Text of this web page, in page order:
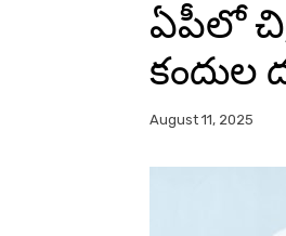
ఏపీలో
కందుల
August 11, 2025